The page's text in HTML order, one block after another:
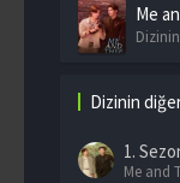
Me
Dizinin
1.
Me and